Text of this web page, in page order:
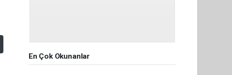
En Çok Okunanlar